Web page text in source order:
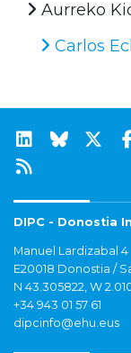
Aurreko
Carlos
DIPC - Donostia
Manuel Lardizabal 4
E20018 Donostia /
N 43.305822, W
+34 943 01 57 61
dipcinfo@ehu.eus